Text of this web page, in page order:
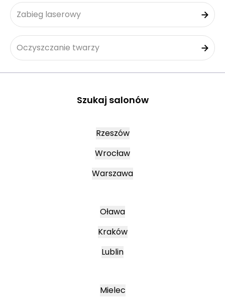
Zabieg laserowy
Oczyszczanie twarzy
Szukaj salonów
Rzeszów
Wrocław
Warszawa
Oława
Kraków
Lublin
Mielec